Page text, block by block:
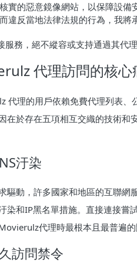
實的惡意鏡像網站，以保障設備
違反當地法律法規的行為，我將
服務，絕不縱容或支持通過其代
代理訪問的核心
代理的用戶依賴免費代理列表
在於存在五項相互交織的技術
汙染
驅動，許多國家和地區的互聯
染和IP黑名單措施。直接連接嘗
代理時最根本且最普遍的
訪問禁令